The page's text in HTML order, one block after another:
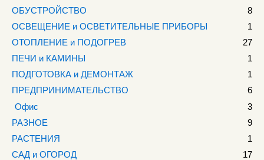
ОБУСТРОЙСТВО
8
ОСВЕЩЕНИЕ и ОСВЕТИТЕЛЬНЫЕ ПРИБОРЫ
1
ОТОПЛЕНИЕ и ПОДОГРЕВ
27
ПЕЧИ и КАМИНЫ
1
ПОДГОТОВКА и ДЕМОНТАЖ
1
ПРЕДПРИНИМАТЕЛЬСТВО
6
Офис
3
РАЗНОЕ
9
РАСТЕНИЯ
1
САД и ОГОРОД
17